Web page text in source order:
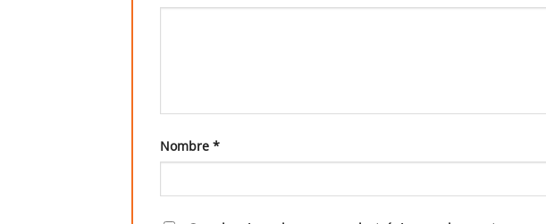
Nombre *